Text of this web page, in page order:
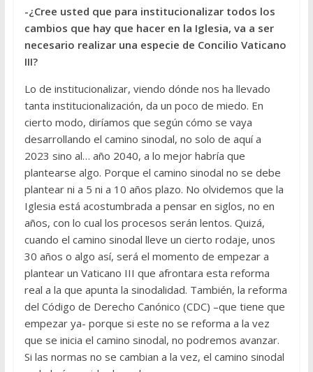
-¿Cree usted que para institucionalizar todos los
cambios que hay que hacer en la Iglesia, va a ser
necesario realizar una especie de Concilio Vaticano
III?
Lo de institucionalizar, viendo dónde nos ha llevado
tanta institucionalización, da un poco de miedo. En
cierto modo, diríamos que según cómo se vaya
desarrollando el camino sinodal, no solo de aquí a
2023 sino al… año 2040, a lo mejor habría que
plantearse algo. Porque el camino sinodal no se debe
plantear ni a 5 ni a 10 años plazo. No olvidemos que la
Iglesia está acostumbrada a pensar en siglos, no en
años, con lo cual los procesos serán lentos. Quizá,
cuando el camino sinodal lleve un cierto rodaje, unos
30 años o algo así, será el momento de empezar a
plantear un Vaticano III que afrontara esta reforma
real a la que apunta la sinodalidad. También, la reforma
del Código de Derecho Canónico (CDC) –que tiene que
empezar ya- porque si este no se reforma a la vez
que se inicia el camino sinodal, no podremos avanzar.
Si las normas no se cambian a la vez, el camino sinodal